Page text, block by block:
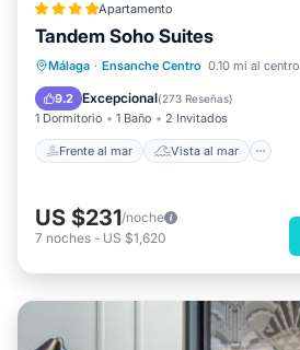
Apartamento
Tandem Soho Suites
Málaga · Ensanche Centro 0.10 mi al centro
9.2 Excepcional(273 Reseñas)
1 Dormitorio 1 Baño 2 Invitados
Frente al mar Vista al mar
Frente al mar Vista al mar
Cocina
US $231/noche
7 noches - US $1,620